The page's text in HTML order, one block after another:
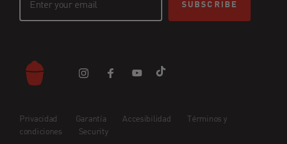
SUBSCRIBE
Privacidad Garantía Accesibilidad
Términos y
condiciones
Security